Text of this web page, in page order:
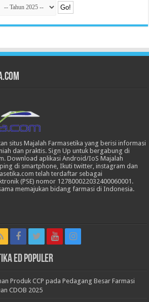
situs Majalah Farmasetika yang berisi informasi
dan praktis. Sign Up untuk bergabung di
Download aplikasi Android/IoS Majalah
di smartphone, Ikuti twitter, instagram dan
telah terdaftar sebagai
(PSE) nomor 127800022032400060001.
memajukan bidang farmasi di Indonesia.
Ed Populer
Produk CCP pada Pedagang Besar Farmasi
CDOB 2025